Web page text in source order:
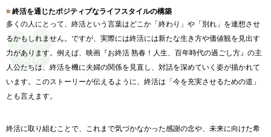
終活を通じたポジティブなライフスタイルの構築
多くの人にとって、終活という言葉はどこか「終わり」や「別れ」 を連想させ
るかもしれません。ですが、 実際には終活には新たな生き方や価値観を見出す
力があります。 例えば、映画『お終活 熟春！人生、百年時代の過ごし方』の主
人公たちは、 終活を機に夫婦の関係を見直し、 対話を深めていく姿が描かれて
います。 このストーリーが伝えるように、終活は「 今を充実させるための道」
とも言えます。
終活に取り組むことで、これまで気づかなかった感謝の念や、 未来に向けた希